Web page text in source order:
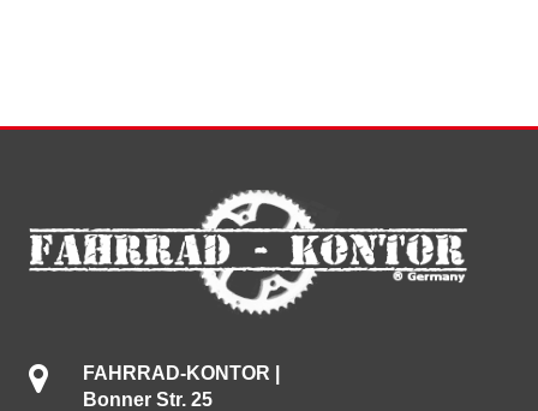
FAHRRAD-KONTOR |
Bonner Str. 25